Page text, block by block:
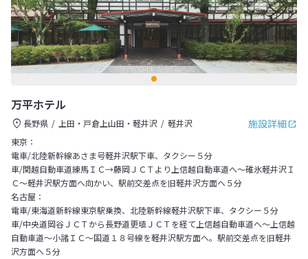
万平ホテル
施設詳細
長野県 上田・戸倉上山田・軽井沢
軽井沢
東京：
電車/北陸新幹線あさま号軽井沢駅下車、タクシー５分
車/関越自動車道練馬ＩＣ→藤岡ＪＣＴより上信越自動車道へ～碓氷軽井沢Ｉ
Ｃ～軽井沢駅方面へ向かい、駅前交差点を旧軽井沢方面へ５分
名古屋：
電車/東海道新幹線東京駅乗換、北陸新幹線軽井沢駅下車、タクシー５分
車/中央道岡谷ＪＣＴから長野道更埴ＪＣＴを経て上信越自動車道へ～上信越
自動車道～小諸ＩＣ～国道１８号線を軽井沢駅方面へ。駅前交差点を旧軽井
沢方面へ５分